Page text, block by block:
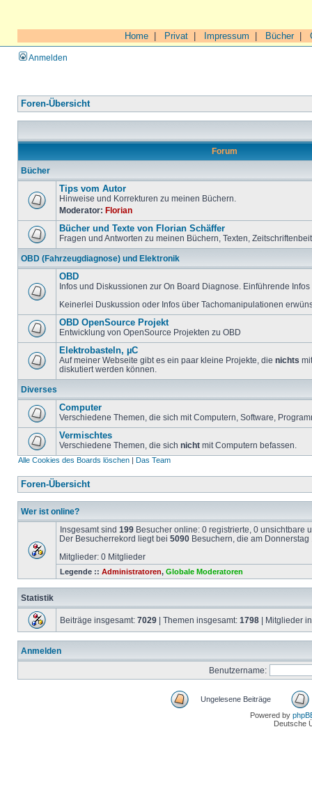
Home Privat Impressum Bücher|
Anmelden
Foren-Übersicht
Forum
Bücher
Tips vom Autor
Hinweise und Korrekturen zu meinen Büchern.
Moderator: Florian
Bücher und Texte von Florian Schäffer
Fragen und Antworten zu meinen Büchern, Texten,
OBD (Fahrzeugdiagnose) und Elektronik
OBD
Infos und Diskussionen zur On Board Diagnose. Einführende
Keinerlei Duskussion oder Infos über Tachomanipulationen
OBD OpenSource Projekt
Entwicklung von OpenSource Projekten zu OBD
Elektrobasteln, µC
Auf meiner Webseite gibt es ein paar kleine Projekte, die nichts
diskutiert werden können.
Diverses
Computer
Verschiedene Themen, die sich mit Computern, Software,
Vermischtes
Verschiedene Themen, die sich nicht mit Computern befassen.
Alle Cookies des Boards löschen | Das Team
Foren-Übersicht
Wer ist online?
Insgesamt sind 199 Besucher online: 0 registrierte, 0 unsichtbare
Der Besucherrekord liegt bei 5090 Besuchern, die am
Mitglieder: 0 Mitglieder
Legende :: Administratoren, Globale Moderatoren
Statistik
Beiträge insgesamt: 7029 | Themen insgesamt: 1798 | Mitglieder
Anmelden
Benutzername:
Ungelesene Beiträge
Powered by
Deutsche